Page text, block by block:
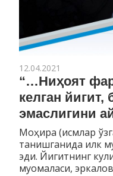
12.04.2021
“…Ниҳоят
келган йигит,
эмаслигини
Моҳира (исмлар
танишганида илк
эди. Йигитнинг
муомаласи,